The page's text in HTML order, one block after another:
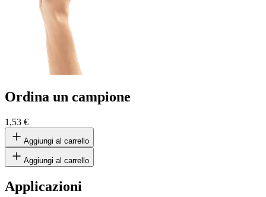
Ordina un campione
1,53 €
Aggiungi al carrello
Aggiungi al carrello
Applicazioni